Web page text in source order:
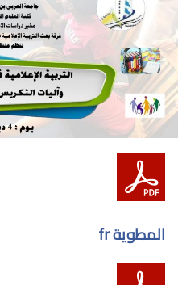
المطوية fr